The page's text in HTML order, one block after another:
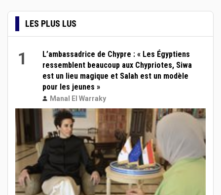
LES PLUS LUS
1
L’ambassadrice de Chypre : « Les Égyptiens
ressemblent beaucoup aux Chypriotes, Siwa
est un lieu magique et Salah est un modèle
pour les jeunes »
Manal El Warraky